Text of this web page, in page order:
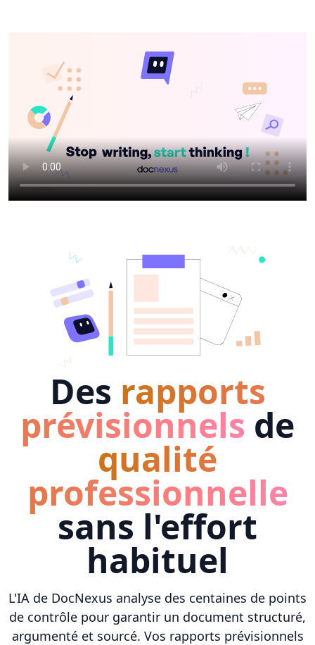
Des rapports
prévisionnels de
qualité
professionnelle
sans l'effort
habituel
L'IA de DocNexus analyse des centaines de points
de contrôle pour garantir un document structuré,
argumenté et sourcé. Vos rapports prévisionnels